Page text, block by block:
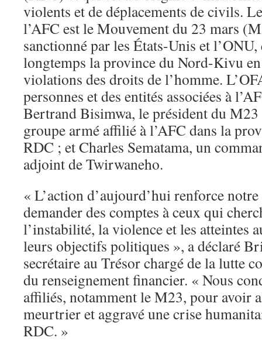
violents et de déplacements de civils.
l’AFC est le Mouvement du 23 mars
sanctionné par les États-Unis et
longtemps la province du Nord-Kivu
violations des droits de l’homme.
personnes et des entités associées à
Bertrand Bisimwa, le président du
groupe armé affilié à l’AFC dans la
RDC ; et Charles Sematama, un
adjoint de Twirwaneho.
« L’action d’aujourd’hui renforce notre
demander des comptes à ceux qui
l’instabilité, la violence et les atteintes
leurs objectifs politiques », a déclaré
secrétaire au Trésor chargé de la lutte
du renseignement financier. « Nous
affiliés, notamment le M23, pour avoir
meurtrier et aggravé une crise
RDC. »